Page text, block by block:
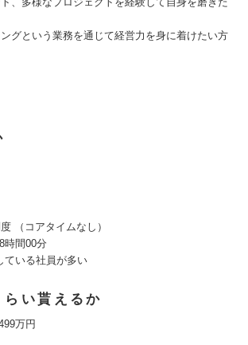
グという業務を通じて経営力を身に着けたい方
（コアタイムなし）
時間00分
ている社員が多い
い貰えるか
万円